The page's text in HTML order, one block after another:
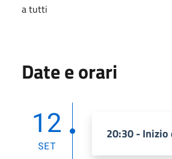
a tutti
Date e orari
12
SET
20:30 - Inizio